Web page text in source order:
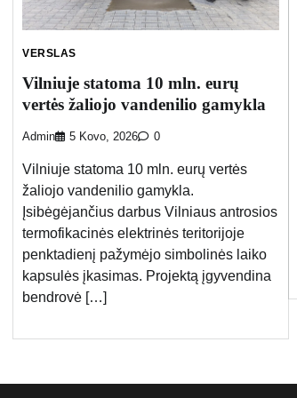
VERSLAS
Vilniuje statoma 10 mln. eurų
vertės žaliojo vandenilio gamykla
Admin 5 Kovo, 2026 0
Vilniuje statoma 10 mln. eurų vertės
žaliojo vandenilio gamykla.
Įsibėgėjančius darbus Vilniaus antrosios
termofikacinės elektrinės teritorijoje
penktadienį pažymėjo simbolinės laiko
kapsulės įkasimas. Projektą įgyvendina
bendrovė […]